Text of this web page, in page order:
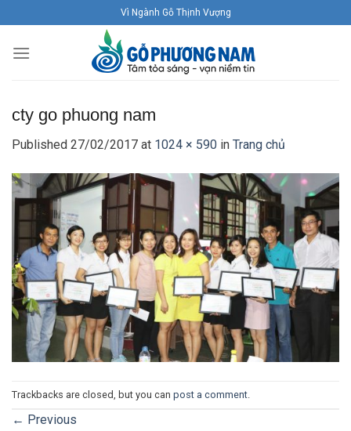
to
content
Vì Ngành Gỗ Thịnh Vượng
cty go phuong nam
Published 27/02/2017 at 1024 × 590 in Trang chủ
Trackbacks are closed, but you can post a comment
← Previous